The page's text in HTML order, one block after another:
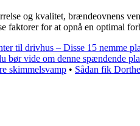
og kvalitet, brændeovnens
faktorer for at opnå en optimal
til drivhus – Disse 15 nemme
bør vide om denne spændende
skimmelsvamp • Sådan fik